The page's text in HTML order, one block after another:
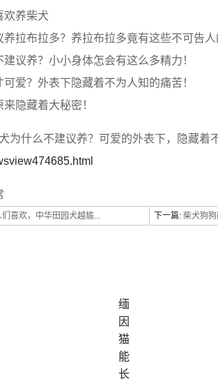
欢养柴犬
拉布拉多？养拉布拉多竟有这些不可告人
建议养？小小身体怎会有这么多精力！
爱？外表下隐藏着不为人知的痛苦！
隐藏着大秘密！
为什么不建议养？可爱的外表下，隐藏着
喜欢，中华田园犬越尴... 下一篇: 柴犬狗狗
缅
因
猫
能
长